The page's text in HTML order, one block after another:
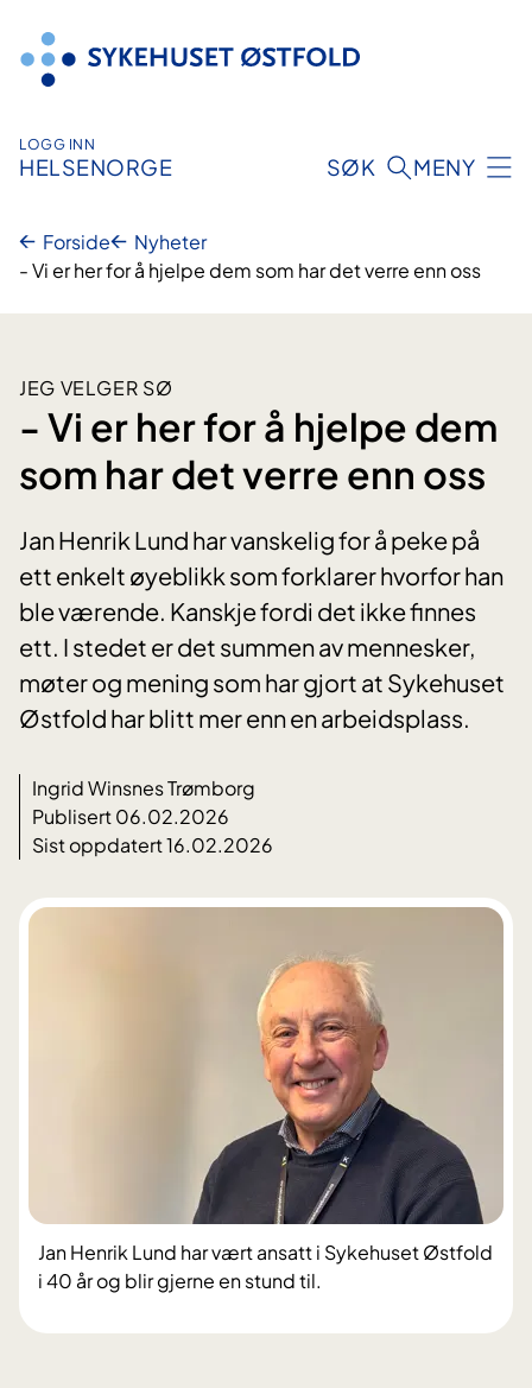
innhold
LOGG INN
HELSENORGE SØK MENY
Forside
Nyheter
- Vi er her for å hjelpe dem som har det verre enn oss
JEG VELGER SØ
- Vi er her for å hjelpe dem
som har det verre enn oss
Jan Henrik Lund har vanskelig for å peke på
ett enkelt øyeblikk som forklarer hvorfor han
ble værende. Kanskje fordi det ikke finnes
ett. I stedet er det summen av mennesker,
møter og mening som har gjort at Sykehuset
Østfold har blitt mer enn en arbeidsplass.
Ingrid Winsnes Trømborg
Publisert 06.02.2026
Sist oppdatert 16.02.2026
Jan Henrik Lund har vært ansatt i Sykehuset Østfold
i 40 år og blir gjerne en stund til.